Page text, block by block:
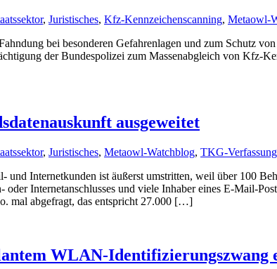
, Juristisches, Kfz-Kennzeichenscanning, Metaowl-
bei besonderen Gefahrenlagen und zum Schutz
der Bundespolizei zum Massenabgleich von Kfz-
ausgeweitet
, Juristisches, Metaowl-Watchblog, TKG-
Internetkunden ist äußerst umstritten, weil über 100
oder Internetanschlusses und viele Inhaber eines E-Mail-
mal abgefragt, das entspricht 27.000 […]
WLAN-Identifizierungszwang